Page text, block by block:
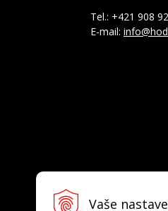
Vaše
Tel.: +421 908
E-mail: